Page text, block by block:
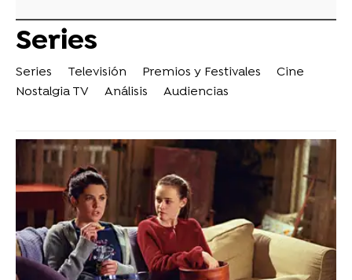
Series
Series Televisión Premios y Festivales
Cine
Nostalgia TV
Análisis Audiencias